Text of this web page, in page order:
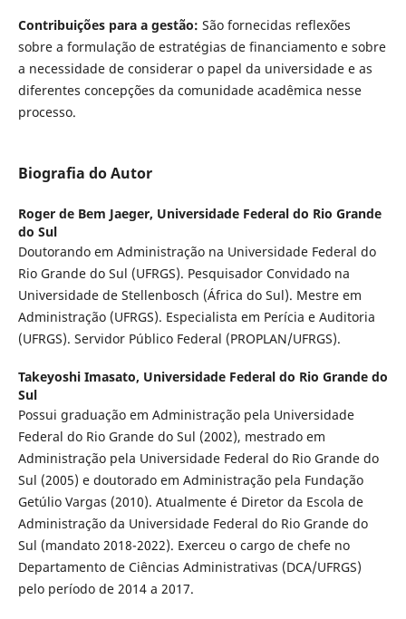
Contribuições para a gestão: São fornecidas reflexões
sobre a formulação de estratégias de financiamento e sobre
a necessidade de considerar o papel da universidade e as
diferentes concepções da comunidade acadêmica nesse
processo.
Biografia do Autor
Roger de Bem Jaeger, Universidade Federal do Rio Grande
do Sul
Doutorando em Administração na Universidade Federal do
Rio Grande do Sul (UFRGS). Pesquisador Convidado na
Universidade de Stellenbosch (África do Sul). Mestre em
Administração (UFRGS). Especialista em Perícia e Auditoria
(UFRGS). Servidor Público Federal (PROPLAN/UFRGS).
Takeyoshi Imasato, Universidade Federal do Rio Grande do
Sul
Possui graduação em Administração pela Universidade
Federal do Rio Grande do Sul (2002), mestrado em
Administração pela Universidade Federal do Rio Grande do
Sul (2005) e doutorado em Administração pela Fundação
Getúlio Vargas (2010). Atualmente é Diretor da Escola de
Administração da Universidade Federal do Rio Grande do
Sul (mandato 2018-2022). Exerceu o cargo de chefe no
Departamento de Ciências Administrativas (DCA/UFRGS)
pelo período de 2014 a 2017.